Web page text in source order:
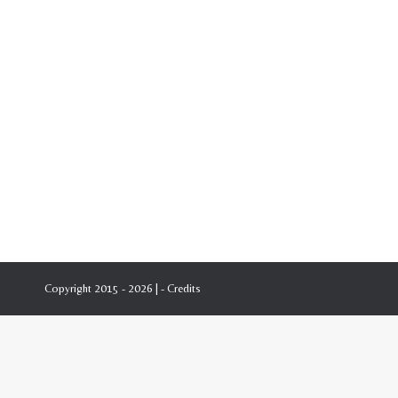
Copyright 2015 - 2026 | - Credits